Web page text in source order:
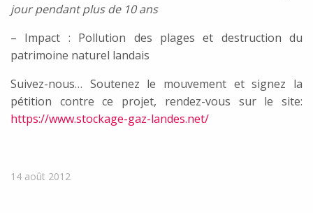
jour pendant plus de 10 ans
– Impact : Pollution des plages et destruction du
patrimoine naturel landais
Suivez-nous… Soutenez le mouvement et signez la
pétition contre ce projet, rendez-vous sur le site:
https://www.stockage-gaz-landes.net/
14 août 2012